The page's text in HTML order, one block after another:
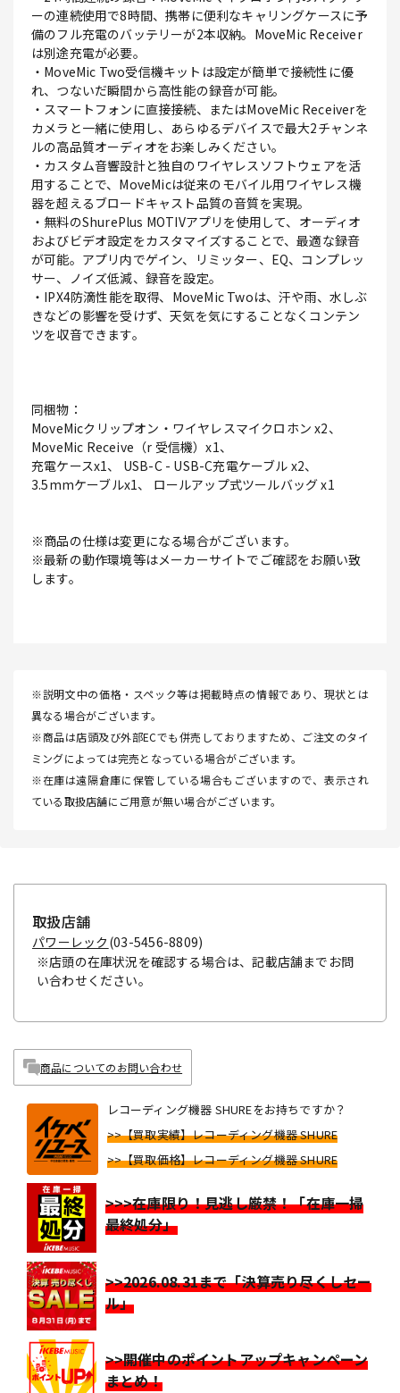
ーの連続使用で8時間、携帯に便利なキャリングケースに予
備のフル充電のバッテリーが2本収納。MoveMic Receiver
は別途充電が必要。
・MoveMic Two受信機キットは設定が簡単で接続性に優
れ、つないだ瞬間から高性能の録音が可能。
・スマートフォンに直接接続、またはMoveMic Receiverを
カメラと一緒に使用し、あらゆるデバイスで最大2チャンネ
ルの高品質オーディオをお楽しみください。
・カスタム音響設計と独自のワイヤレスソフトウェアを活
用することで、MoveMicは従来のモバイル用ワイヤレス機
器を超えるブロードキャスト品質の音質を実現。
・無料のShurePlus MOTIVアプリを使用して、オーディオ
およびビデオ設定をカスタマイズすることで、最適な録音
が可能。アプリ内でゲイン、リミッター、EQ、コンプレッ
サー、ノイズ低減、録音を設定。
・IPX4防滴性能を取得、MoveMic Twoは、汗や雨、水しぶ
きなどの影響を受けず、天気を気にすることなくコンテン
ツを収音できます。
同梱物：
MoveMicクリップオン・ワイヤレスマイクロホン x2、
MoveMic Receive（r 受信機）x1、
充電ケースx1、 USB-C - USB-C充電ケーブル x2、
3.5mmケーブルx1、 ロールアップ式ツールバッグ x1
※商品の仕様は変更になる場合がございます。
※最新の動作環境等はメーカーサイトでご確認をお願い致
します。
※説明文中の価格・スペック等は掲載時点の情報であり、現状とは
異なる場合がございます。
※商品は店頭及び外部ECでも併売しておりますため、ご注文のタイ
ミングによっては完売となっている場合がございます。
※在庫は遠隔倉庫に保管している場合もございますので、表示され
ている取扱店舗にご用意が無い場合がございます。
取扱店舗
パワーレック (03-5456-8809)
※店頭の在庫状況を確認する場合は、記載店舗までお問
い合わせください。
商品についてのお問い合わせ
レコーディング機器 SHUREをお持ちですか？
>>【買取実績】レコーディング機器 SHURE
>>【買取価格】レコーディング機器 SHURE
>>>在庫限り！見逃し厳禁！「在庫一掃
最終処分」
>>2026.08.31まで「決算売り尽くしセー
ル」
>>開催中のポイントアップキャンペーン
まとめ！